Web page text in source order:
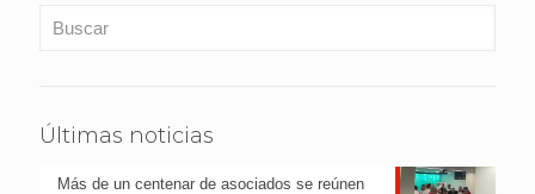
Últimas noticias
Más de un centenar de asociados se reúnen